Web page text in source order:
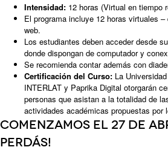
Intensidad: 12 horas (Virtual en tiempo
El programa incluye 12 horas virtuales
web.
Los estudiantes deben acceder desde
donde dispongan de computador y
Se recomienda contar además con
Certificación del Curso: La
INTERLAT y Paprika Digital otorgarán
personas que asistan a la totalidad de
actividades académicas propuestas por
Comenzamos el 27 de
perdás!